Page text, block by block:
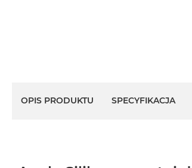
OPIS PRODUKTU SPECYFIKACJA